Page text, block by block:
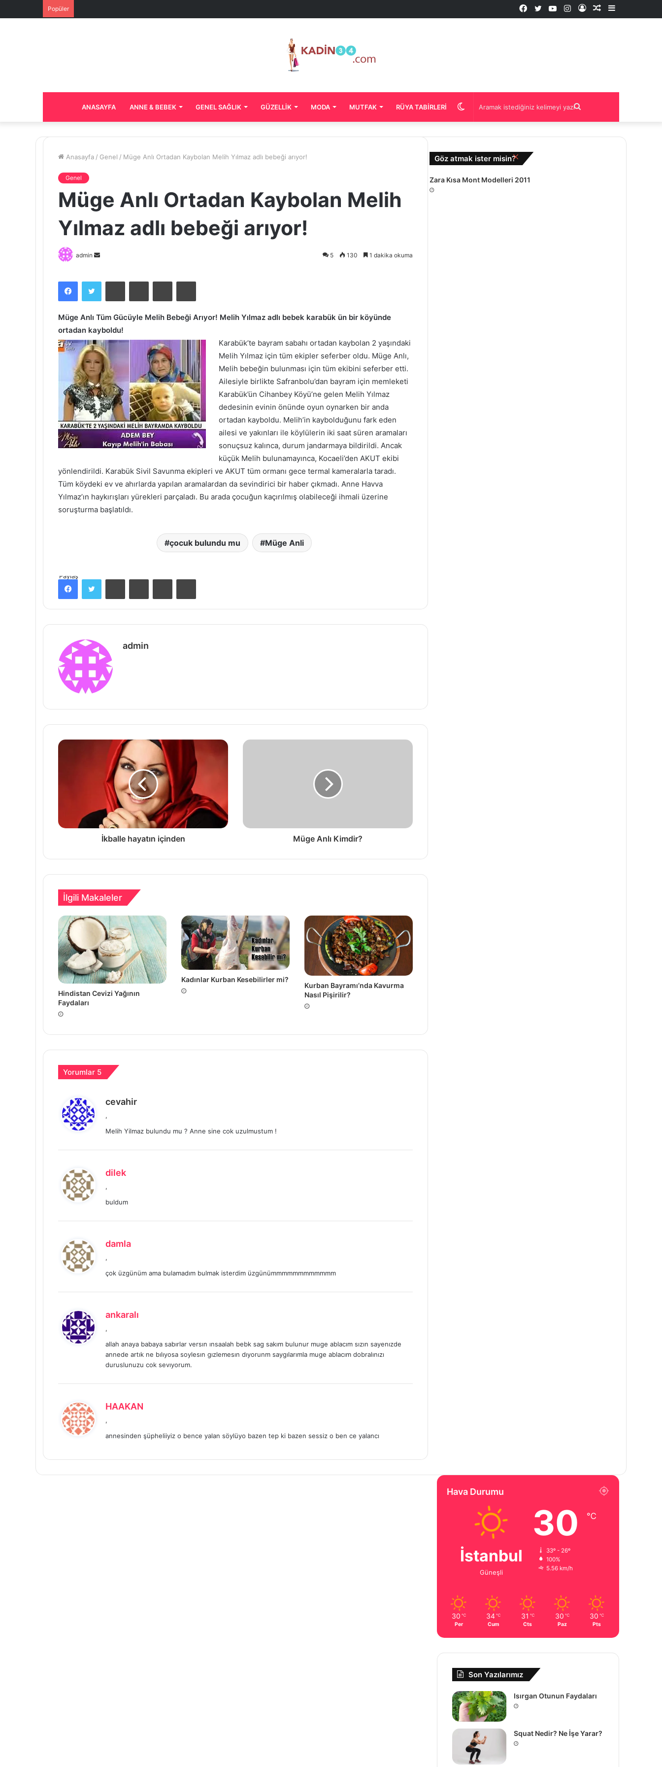
Popüler
Kenar
Rastgele
Kayıt
Instagram
YouTube
Twitter
Facebook
ANASAYFA ANNE & BEBEK GENEL SAĞLIK GÜZELLIK MODA MUTFAK RÜYA TABIRLERI Aramak
istediğiniz
görünümü
değiştir
Anasayfa / Genel / Müge Anlı Ortadan Kaybolan Melih Yılmaz adlı bebeği arıyor!
Genel
Müge Anlı Ortadan Kaybolan Melih
Yılmaz adlı bebeği arıyor!
admin
Bir
5 130 1 dakika okuma
FacebookTwitter PinterestMessengerMessenger
Print
Müge Anlı Tüm Gücüyle Melih Bebeği Arıyor! Melih Yılmaz adlı bebek karabük ün bir köyünde
ortadan kayboldu!
Karabük’te bayram sabahı ortadan kaybolan 2 yaşındaki
Melih Yılmaz için tüm ekipler seferber oldu. Müge Anlı,
Melih bebeğin bulunması için tüm ekibini seferber etti.
Ailesiyle birlikte Safranbolu’dan bayram için memleketi
Karabük’ün Cihanbey Köyü’ne gelen Melih Yılmaz
dedesinin evinin önünde oyun oynarken bir anda
ortadan kayboldu. Melih’in kaybolduğunu fark eden
ailesi ve yakınları ile köylülerin iki saat süren aramaları
sonuçsuz kalınca, durum jandarmaya bildirildi. Ancak
küçük Melih bulunamayınca, Kocaeli’den AKUT ekibi
yönlendirildi. Karabük Sivil Savunma ekipleri ve AKUT tüm ormanı gece termal kameralarla taradı.
Tüm köydeki ev ve ahırlarda yapılan aramalardan da sevindirici bir haber çıkmadı. Anne Havva
Yılmaz’ın haykırışları yürekleri parçaladı. Bu arada çocuğun kaçırılmış olabileceği ihmali üzerine
soruşturma başlatıldı.
çocuk bulundu mu Müge Anli
PaylaşFacebookTwitter PinterestMessengerMessenger
Print
admin
İkballe hayatın içinden Müge Anlı Kimdir?
İlgili Makaleler
Hindistan Cevizi Yağının
Faydaları
Kadınlar Kurban Kesebilirler mi?
Kurban Bayramı’nda Kavurma
Nasıl Pişirilir?
Yorumlar 5
cevahir
i
,
Melih Yilmaz bulundu mu ? Anne sine cok uzulmustum !
dilek
i
,
buldum
damla
i
,
çok üzgünüm ama bulamadım bulmak isterdim üzgünümmmmmmmmmmmm
ankaralı
k
i
,
allah anaya babaya sabırlar versın ınsaalah bebk sag sakım bulunur muge ablacım sızın sayenızde
annede artık ne bılıyosa soylesın gızlemesın dıyorunm saygılarımla muge ablacım dobralınızı
duruslunuzu cok sevıyorum.
HAAKAN
i
i
,
annesinden şüpheliiyiz o bence yalan söylüyo bazen tep ki bazen sessiz o ben ce yalancı
Göz atmak ister misin? Kapalı
Zara Kısa Mont Modelleri 2011
Hava Durumu
İstanbul
Güneşli
30 ℃
33º - 26º
100%
5.56 km/h
30 ℃
Per
34 ℃
Cum
31 ℃
Cts
30 ℃
Paz
30 ℃
Pts
Son Yazılarımız
Isırgan Otunun Faydaları
Squat Nedir? Ne İşe Yarar?